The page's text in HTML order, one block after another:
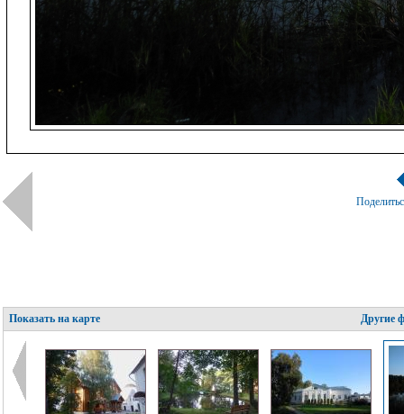
Показать на карте Другие